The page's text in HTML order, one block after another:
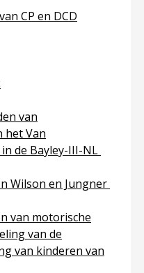
CP en DCD
3 Definities van CP
4 De ICF-CY
5 Casuistiek
van
het Van
de Bayley-III-NL
Bijlage 7 P90-waarden
Wilson en Jungner
8 Criteria van
van motorische
van de
van kinderen van
Bijlage 9 Kenmerken